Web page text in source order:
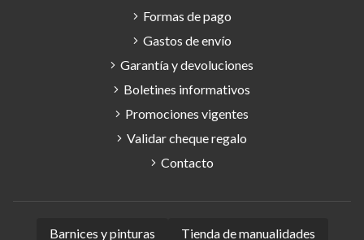
Formas de pago
Gastos de envío
Garantía y devoluciones
Boletines informativos
Promociones vigentes
Validar cheque regalo
Contacto
Barnices y pinturas Tienda de manualidades